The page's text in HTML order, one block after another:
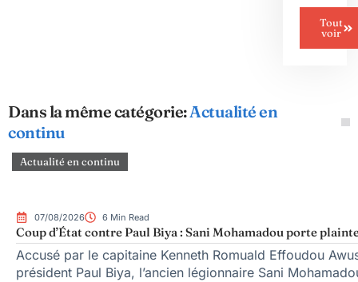
Tout
voir
Dans la même catégorie:Actualité en
continu
Actualité en continu
07/08/2026 6 Min Read
Coup d’État contre Paul Biya : Sani Mohamadou porte
Accusé par le capitaine Kenneth Romuald Effoudou
président Paul Biya, l’ancien légionnaire Sani